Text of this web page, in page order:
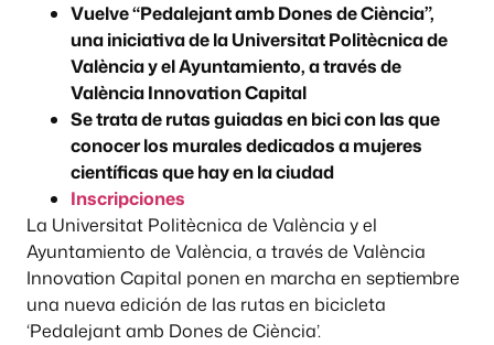
Vuelve “Pedalejant amb Dones de Ciència”,
una iniciativa de la Universitat Politècnica de
València y el Ayuntamiento, a través de
València Innovation Capital
Se trata de rutas guiadas en bici con las que
conocer los murales dedicados a mujeres
científicas que hay en la ciudad
Inscripciones
La Universitat Politècnica de València y el
Ayuntamiento de València, a través de València
Innovation Capital ponen en marcha en septiembre
una nueva edición de las rutas en bicicleta
‘Pedalejant amb Dones de Ciència’.